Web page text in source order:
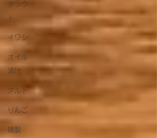
クラウ
ト
イワシ
オイル
漬け
タルト
りんご
燻製